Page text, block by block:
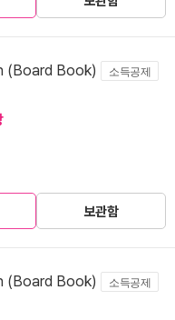
(Board Book) 소득공제
보관함
(Board Book) 소득공제